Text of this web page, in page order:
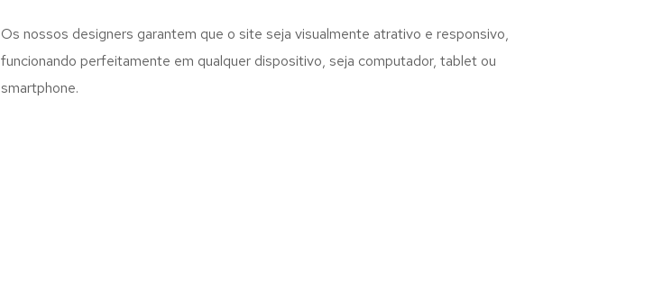
Os nossos designers garantem que o site seja visualmente atrativo e responsivo,
funcionando perfeitamente em qualquer dispositivo, seja computador, tablet ou
smartphone.